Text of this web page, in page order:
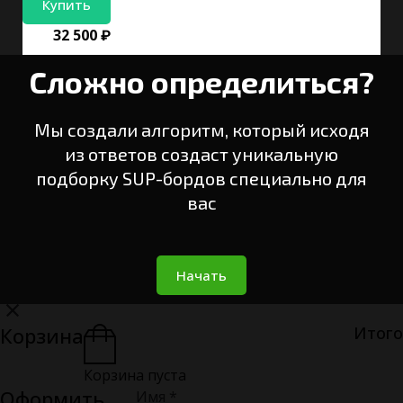
Купить
32 500 ₽
Сложно определиться?
Мы создали алгоритм, который исходя
из ответов создаст уникальную
подборку SUP-бордов специально для
вас
Начать
Корзина
Корзина пуста
Итого